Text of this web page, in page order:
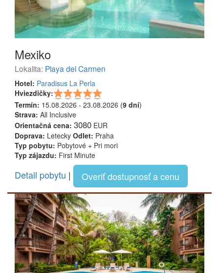
Mexiko
Lokalita: Playa del Carmen
Hotel: Paradisus La Perla
Hviezdičky:
Termín: 15.08.2026 - 23.08.2026 (9 dní)
Strava: All Inclusive
Orientačná cena: 3080 EUR
Doprava: Letecky Odlet: Praha
Typ pobytu: Pobytové + Pri mori
Typ zájazdu: First Minute
Detail pobytu | Overiť dostupnosť a cenu